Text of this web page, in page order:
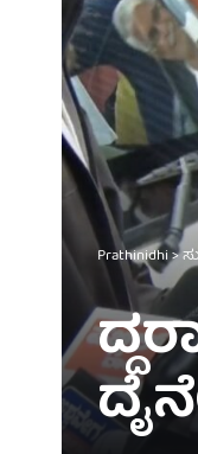
Prathinidhi>